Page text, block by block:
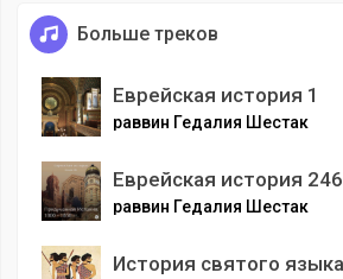
Больше треков
Еврейская история 1
раввин Гедалия Шестак
Еврейская история 246
раввин Гедалия Шестак